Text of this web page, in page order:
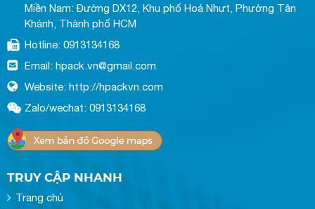
Miền Nam: Đường DX12, Khu phố Hoá Nhựt, Phường Tân
Khánh, Thành phố HCM
Hotline: 0913134168
Email: hpack.vn@gmail.com
Website: http://hpackvn.com
Zalo/wechat: 0913134168
TRUY CẬP NHANH
Trang chủ